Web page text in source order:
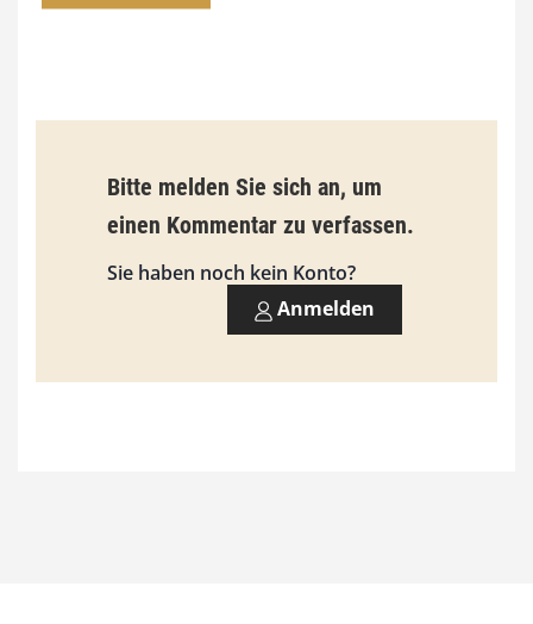
9
3
0
0
Bitte melden Sie sich an, um
einen Kommentar zu verfassen.
Sie haben noch kein Konto?
Anmelden